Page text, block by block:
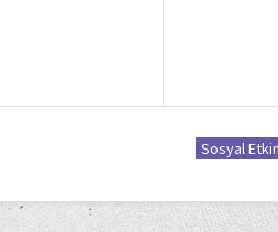
Sosyal